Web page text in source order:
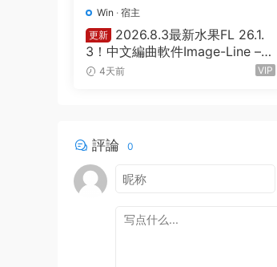
Win · 宿主
更新
2026.8.3最新水果FL 26.1.
3！中文編曲軟件Image-Line – F
L Studio Producer Edition 26.1.
4天前 VIP
評論 0